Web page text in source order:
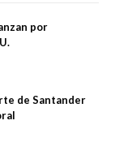
por
de Santander